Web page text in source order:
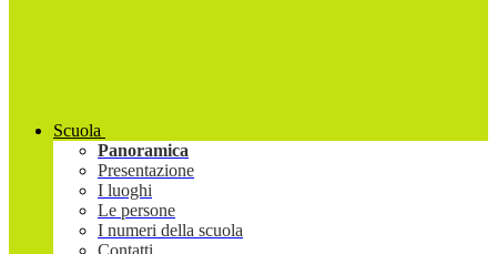
Scuola
Panoramica
Presentazione
I luoghi
Le persone
I numeri della scuola